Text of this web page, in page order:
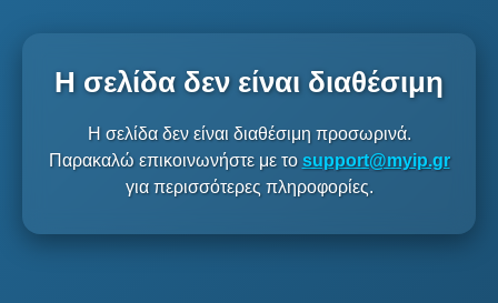
Η σελίδα δεν είναι διαθέσιμη
Η σελίδα δεν είναι διαθέσιμη προσωρινά.
Παρακαλώ επικοινωνήστε με το support@myip.gr
για περισσότερες πληροφορίες.